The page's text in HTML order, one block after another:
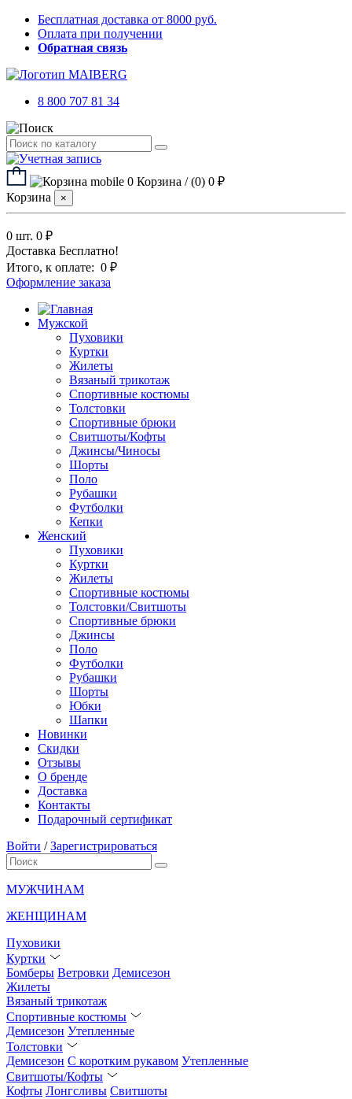
Бесплатная доставка от 8000 руб.
Оплата при получении
Обратная связь
8 800 707 81 34
0 Корзина /(0) 0 ₽
Корзина
×
0 шт. 0 ₽
Доставка Бесплатно!
Итого, к оплате: 0 ₽
Оформление заказа
Мужской
Пуховики
Куртки
Жилеты
Вязаный трикотаж
Спортивные костюмы
Толстовки
Спортивные брюки
Свитшоты/Кофты
Джинсы/Чиносы
Шорты
Поло
Рубашки
Футболки
Кепки
Женский
Пуховики
Куртки
Жилеты
Спортивные костюмы
Толстовки/Свитшоты
Спортивные брюки
Джинсы
Поло
Футболки
Рубашки
Шорты
Юбки
Шапки
Новинки
Скидки
Отзывы
О бренде
Доставка
Контакты
Подарочный сертификат
Войти /Зарегистрироваться
МУЖЧИНАМ
ЖЕНЩИНАМ
Пуховики
Куртки
Бомберы Ветровки Демисезон
Жилеты
Вязаный трикотаж
Спортивные костюмы
Демисезон Утепленные
Толстовки
Демисезон С коротким рукавом Утепленные
Свитшоты/Кофты
Кофты Лонгсливы Свитшоты